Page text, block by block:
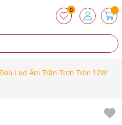
0
Led Âm Trần Trơn Tròn 12W